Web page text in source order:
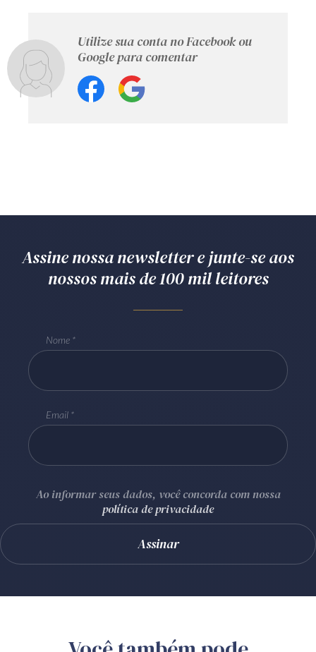
Utilize sua conta no Facebook ou
Google para comentar
Assine nossa newsletter e junte-se aos
nossos mais de 100 mil leitores
Nome
Email
Ao informar seus dados, você concorda com nossa
política de privacidade